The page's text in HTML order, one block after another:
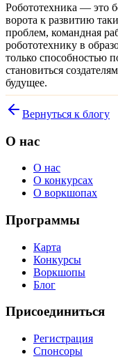
Робототехника — это
ворота к развитию
проблем, командная
робототехнику в
только способностью
становиться
будущее.
Вернуться к блогу
О нас
О нас
О конкурсах
О воркшопах
Программы
Карта
Конкурсы
Воркшопы
Блог
Присоединиться
Регистрация
Спонсоры